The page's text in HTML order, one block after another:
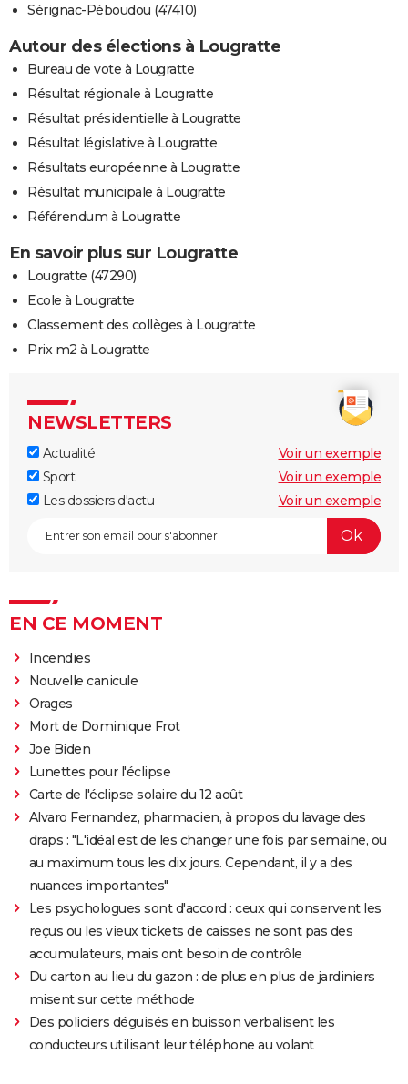
Sérignac-Péboudou (47410)
Autour des élections à Lougratte
Bureau de vote à Lougratte
Résultat régionale à Lougratte
Résultat présidentielle à Lougratte
Résultat législative à Lougratte
Résultats européenne à Lougratte
Résultat municipale à Lougratte
Référendum à Lougratte
En savoir plus sur Lougratte
Lougratte (47290)
Ecole à Lougratte
Classement des collèges à Lougratte
Prix m2 à Lougratte
NEWSLETTERS
Actualité
Voir un exemple
Sport
Voir un exemple
Les dossiers d'actu
Voir un exemple
EN CE MOMENT
Incendies
Nouvelle canicule
Orages
Mort de Dominique Frot
Joe Biden
Lunettes pour l'éclipse
Carte de l'éclipse solaire du 12 août
Alvaro Fernandez, pharmacien, à propos du lavage des
draps : "L'idéal est de les changer une fois par semaine, ou
au maximum tous les dix jours. Cependant, il y a des
nuances importantes"
Les psychologues sont d'accord : ceux qui conservent les
reçus ou les vieux tickets de caisses ne sont pas des
accumulateurs, mais ont besoin de contrôle
Du carton au lieu du gazon : de plus en plus de jardiniers
misent sur cette méthode
Des policiers déguisés en buisson verbalisent les
conducteurs utilisant leur téléphone au volant